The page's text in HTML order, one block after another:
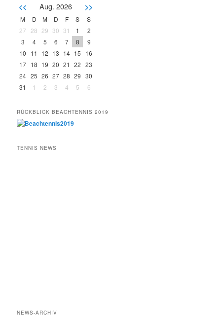
<< Aug. 2026 >>
M D M D F S
S
27
28 29 30 31 1
2
3
4 5 6 7 8
9
10
11 12 13 14 15
16
17 18 19 20 21 22 23
24 25 26 27 28 29 30
31
1 2 3 4 5 6
RÜCKBLICK BEACHTENNIS 2019
TENNIS NEWS
NEWS-ARCHIV